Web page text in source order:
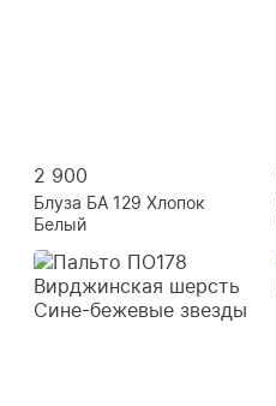
2 900
Блуза БА 129 Хлопок
Белый